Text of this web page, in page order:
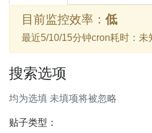
目前监控效率： 低
最近5/10/15分钟cron耗时：未
搜索选项
均为选填 未填项将被忽略
贴子类型：